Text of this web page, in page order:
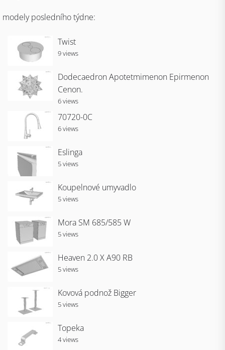
modely posledního týdne:
Twist
9 views
Dodecaedron Apotetmimenon Epirmenon
Cenon.
6 views
70720-0C
6 views
Eslinga
5 views
Koupelnové umyvadlo
5 views
Mora SM 685/585 W
5 views
Heaven 2.0 X A90 RB
5 views
Kovová podnož Bigger
5 views
Topeka
4 views